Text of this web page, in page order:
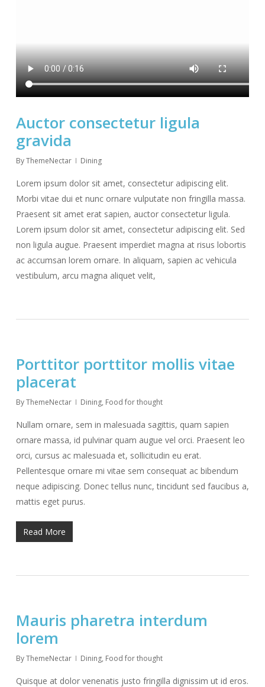
Auctor consectetur ligula
gravida
ByThemeNectar Dining
Lorem ipsum dolor sit amet, consectetur adipiscing elit.
Morbi vitae dui et nunc ornare vulputate non fringilla massa.
Praesent sit amet erat sapien, auctor consectetur ligula.
Lorem ipsum dolor sit amet, consectetur adipiscing elit. Sed
non ligula augue. Praesent imperdiet magna at risus lobortis
ac accumsan lorem ornare. In aliquam, sapien ac vehicula
vestibulum, arcu magna aliquet velit,
Porttitor porttitor mollis vitae
placerat
ByThemeNectar Dining, Food for thought
Nullam ornare, sem in malesuada sagittis, quam sapien
ornare massa, id pulvinar quam augue vel orci. Praesent leo
orci, cursus ac malesuada et, sollicitudin eu erat.
Pellentesque ornare mi vitae sem consequat ac bibendum
neque adipiscing. Donec tellus nunc, tincidunt sed faucibus a,
mattis eget purus.
Read More
Mauris pharetra interdum
lorem
ByThemeNectar Dining, Food for thought
Quisque at dolor venenatis justo fringilla dignissim ut id eros.